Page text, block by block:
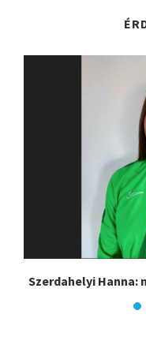
Szerdahelyi Hanna: